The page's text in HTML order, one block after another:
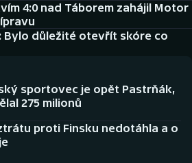
4:0 nad Táborem zahájil Motor
Bylo důležité otevřít skóre co
sportovec je opět Pastrňák,
275 milionů
proti Finsku nedotáhla a o